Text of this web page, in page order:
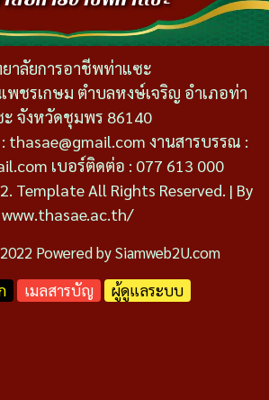
าลัยการอาชีพท่าแซะ
พชรเกษม ตำบลหงษ์เจริญ อำเภอท่า
จังหวัดชุมพร 86140
thasae@gmail.com งานสารบรรณ :
เบอร์ติดต่อ : 077 613 000
Template All Rights Reserved. | By
www.thasae.ac.th/
Powered bySiamweb2U.com
เมลสารบัญ ผู้ดูแลระบบ